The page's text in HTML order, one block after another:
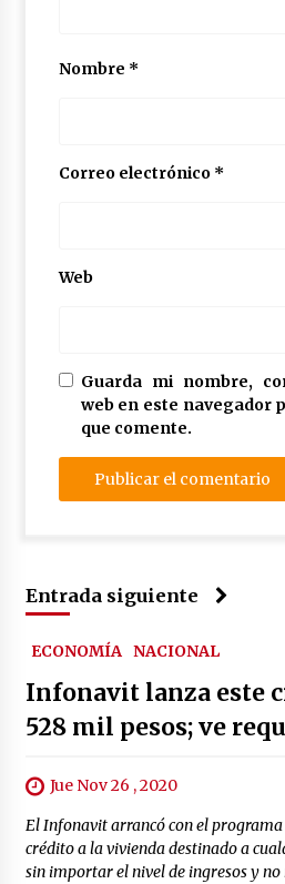
Nombre *
Correo electrónico *
Web
Guarda mi nombre,
web en este navegador
que comente.
Entrada siguiente
ECONOMÍA NACIONAL
Infonavit lanza este
528 mil pesos; ve
Jue Nov 26 , 2020
El Infonavit arrancó con el programa
crédito a la vivienda destinado a
sin importar el nivel de ingresos y